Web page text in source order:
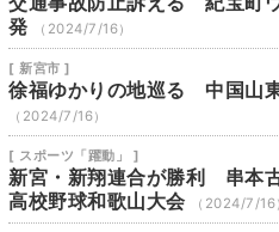
発
（2024/7/16）
[ 新宮市 ]
徐福ゆかりの地巡る 中国山
（2024/7/16）
[ スポーツ「躍動」 ]
新宮・新翔連合が勝利 串本
高校野球和歌山大会
（2024/7/16